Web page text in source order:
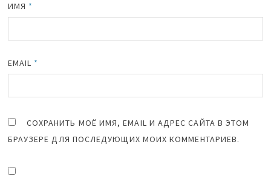
ИМЯ *
EMAIL *
СОХРАНИТЬ МОЁ ИМЯ, EMAIL И АДРЕС САЙТА В ЭТОМ
БРАУЗЕРЕ ДЛЯ ПОСЛЕДУЮЩИХ МОИХ КОММЕНТАРИЕВ.